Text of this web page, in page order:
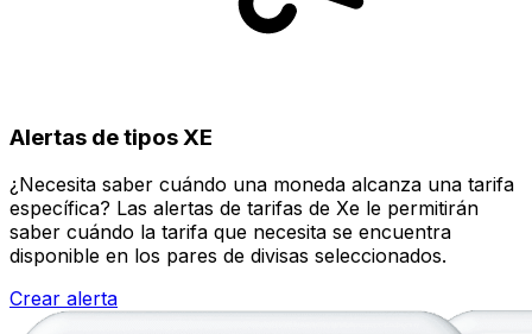
Alertas de tipos XE
¿Necesita saber cuándo una moneda alcanza una tarifa
específica? Las alertas de tarifas de Xe le permitirán
saber cuándo la tarifa que necesita se encuentra
disponible en los pares de divisas seleccionados.
Crear alerta